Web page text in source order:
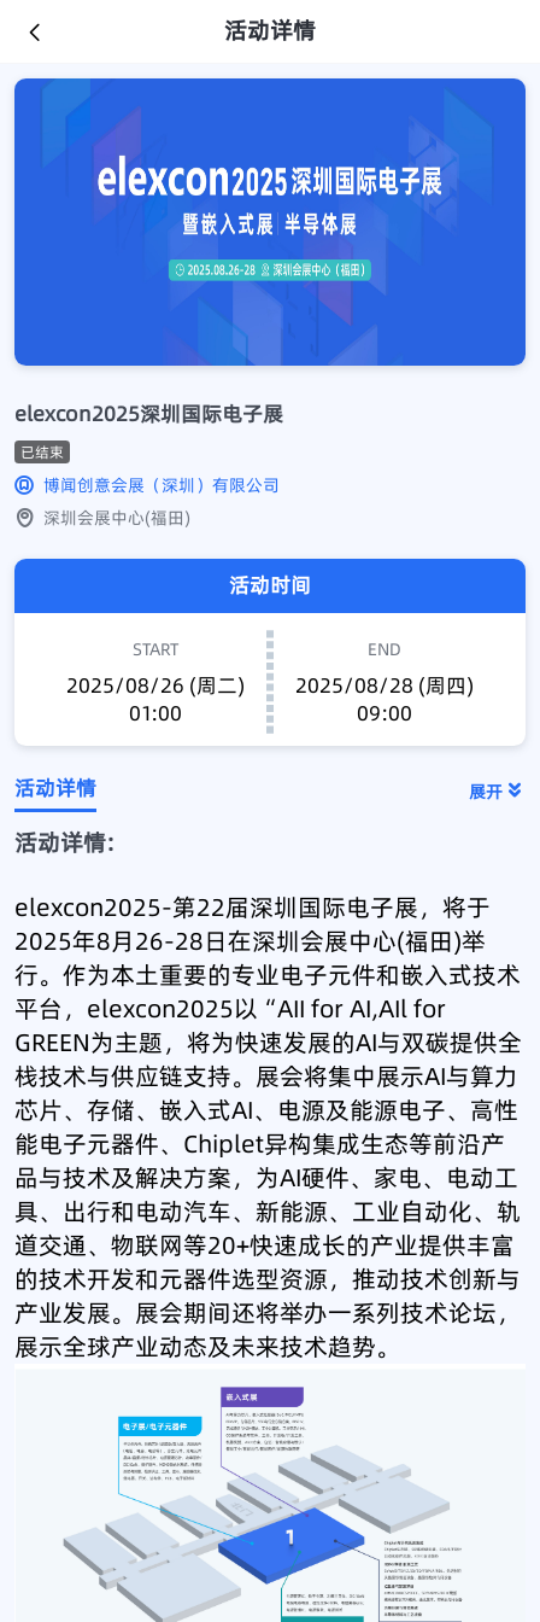
活动详情
elexcon2025深圳国际电子展
已结束
博闻创意会展（深圳）有限公司
深圳会展中心(福田)
活动时间
START
2025/08/26 (周二)
01:00
END
2025/08/28 (周四)
09:00
活动详情 展开
活动详情:
elexcon2025-第22届深圳国际电子展，将于
2025年8月26-28日在深圳会展中心(福田)举
行。作为本土重要的专业电子元件和嵌入式技术
平台，elexcon2025以“AII for AI,AIl for
GREEN为主题，将为快速发展的AI与双碳提供全
栈技术与供应链支持。展会将集中展示AI与算力
芯片、存储、嵌入式AI、电源及能源电子、高性
能电子元器件、Chiplet异构集成生态等前沿产
品与技术及解决方案，为AI硬件、家电、电动工
具、出行和电动汽车、新能源、工业自动化、轨
道交通、物联网等20+快速成长的产业提供丰富
的技术开发和元器件选型资源，推动技术创新与
产业发展。展会期间还将举办一系列技术论坛，
展示全球产业动态及未来技术趋势。